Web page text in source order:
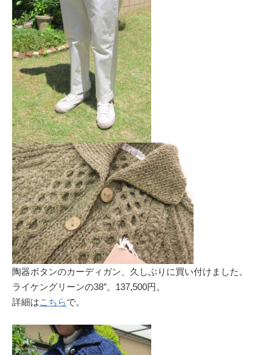
陶器ボタンのカーディガン、久しぶりに買い付けました。
ライケングリーンの38″。137,500円。
詳細はこちらで。